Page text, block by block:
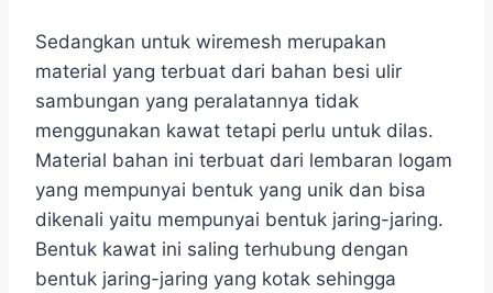
Sedangkan untuk wiremesh merupakan
material yang terbuat dari bahan besi ulir
sambungan yang peralatannya tidak
menggunakan kawat tetapi perlu untuk dilas.
Material bahan ini terbuat dari lembaran logam
yang mempunyai bentuk yang unik dan bisa
dikenali yaitu mempunyai bentuk jaring-jaring.
Bentuk kawat ini saling terhubung dengan
bentuk jaring-jaring yang kotak sehingga